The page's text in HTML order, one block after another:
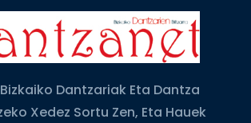
Dantzariak Eta Dantza
Xedez Sortu Zen, Eta Hauek